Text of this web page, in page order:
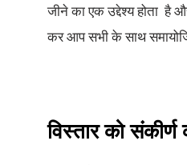
जीने का एक उद्देश्य होता है
कर आप सभी के साथ
विस्तार को